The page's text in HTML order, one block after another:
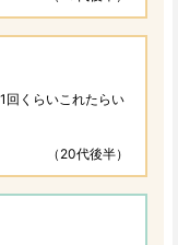
回くらいこれたらい
（20代後半）